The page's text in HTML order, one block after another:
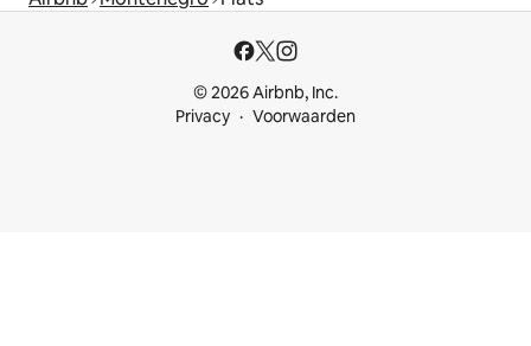
© 2026 Airbnb, Inc.
Privacy
Voorwaarden